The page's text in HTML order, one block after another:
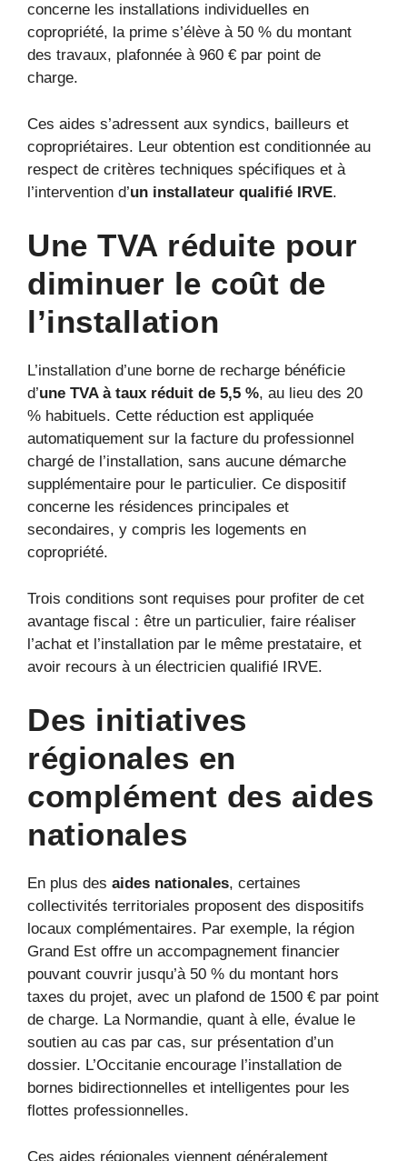
concerne les installations individuelles en
copropriété, la prime s’élève à 50 % du montant
des travaux, plafonnée à 960 € par point de
charge.
Ces aides s’adressent aux syndics, bailleurs et
copropriétaires. Leur obtention est conditionnée au
respect de critères techniques spécifiques et à
l’intervention d’un installateur qualifié IRVE.
Une TVA réduite pour
diminuer le coût de
l’installation
L’installation d’une borne de recharge bénéficie
d’une TVA à taux réduit de 5,5 %, au lieu des 20
% habituels. Cette réduction est appliquée
automatiquement sur la facture du professionnel
chargé de l’installation, sans aucune démarche
supplémentaire pour le particulier. Ce dispositif
concerne les résidences principales et
secondaires, y compris les logements en
copropriété.
Trois conditions sont requises pour profiter de cet
avantage fiscal : être un particulier, faire réaliser
l’achat et l’installation par le même prestataire, et
avoir recours à un électricien qualifié IRVE.
Des initiatives
régionales en
complément des aides
nationales
En plus des aides nationales, certaines
collectivités territoriales proposent des dispositifs
locaux complémentaires. Par exemple, la région
Grand Est offre un accompagnement financier
pouvant couvrir jusqu’à 50 % du montant hors
taxes du projet, avec un plafond de 1500 € par point
de charge. La Normandie, quant à elle, évalue le
soutien au cas par cas, sur présentation d’un
dossier. L’Occitanie encourage l’installation de
bornes bidirectionnelles et intelligentes pour les
flottes professionnelles.
Ces aides régionales viennent généralement